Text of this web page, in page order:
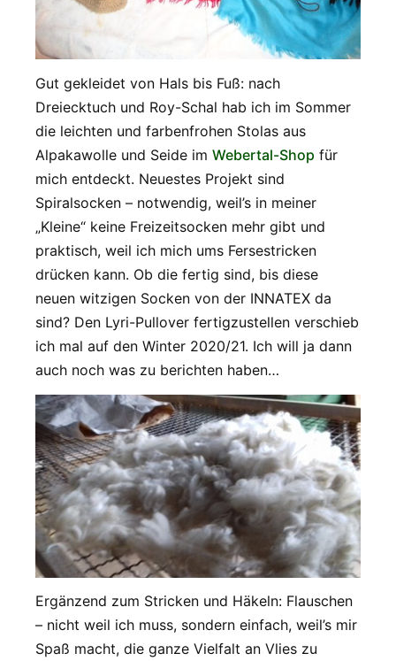
Gut gekleidet von Hals bis Fuß: nach
Dreiecktuch und Roy-Schal hab ich im Sommer
die leichten und farbenfrohen Stolas aus
Alpakawolle und Seide im Webertal-Shop für
mich entdeckt. Neuestes Projekt sind
Spiralsocken – notwendig, weil’s in meiner
„Kleine“ keine Freizeitsocken mehr gibt und
praktisch, weil ich mich ums Fersestricken
drücken kann. Ob die fertig sind, bis diese
neuen witzigen Socken von der INNATEX da
sind? Den Lyri-Pullover fertigzustellen verschieb
ich mal auf den Winter 2020/21. Ich will ja dann
auch noch was zu berichten haben…
Ergänzend zum Stricken und Häkeln: Flauschen
– nicht weil ich muss, sondern einfach, weil’s mir
Spaß macht, die ganze Vielfalt an Vlies zu